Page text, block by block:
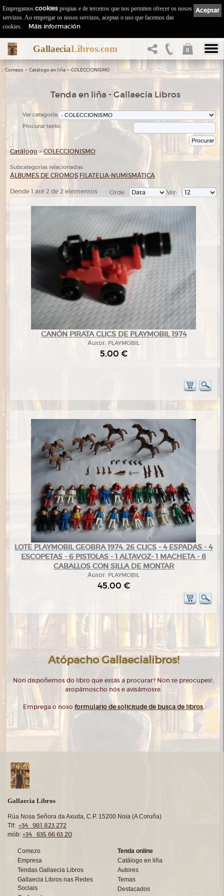
GallaeciaLibros.com 0
:: Comezo > Catálogo en liña > COLECCIONISMO
Tenda en liña - Gallaecia Libros
Ver categoría:
Procurar texto:
Catálogo >COLECCIONISMO
Subcategorías relacionadas:
ÁLBUMES DE CROMOS FILATELIA-NUMISMÁTICA
Dende 1 até 2 de 2 elementos Ver:
Orde
CANÓN PIRATA CLICS DE PLAYMOBIL 1974
Autor: PLAYMOBIL
5,00 €
LOTE PLAYMOBIL GEOBRA 1974. 26 CLICS - 4 ESPADAS - 4
ESCOPETAS - 6 PISTOLAS - 1 ALTAVOZ- 1 MACHETA - 8
CABALLOS CON SILLA DE MONTAR
Autor: PLAYMOBIL
45,00 €
Atópacho Gallaecialibros!
Non dispoñemos do libro que estás a procurar? Non te preocupes!,
atopámoscho nós e avisámoste.
Emprega o noso formulario de solicitude de busca de libros.
Gallaecia Libros
Rúa Nosa Señora da Axuda, C.P. 15200 Noia (A Coruña)
Tlf: +34 981 823 272
mób: +34 635 66 63 20
Comezo
Empresa
Tendas Gallaecia Libros
Gallaecia Libros nas Redes
Sociais
Tenda online
Catálogo en liña
Autores
Temas
Destacados
Aceptar
Empregamos cookies propias e de terceiros que nos permiten ofrecer os nosos
servizos. Ao empregar os nosos servizos, aceptas o uso que facemos das
cookies.
Máis información